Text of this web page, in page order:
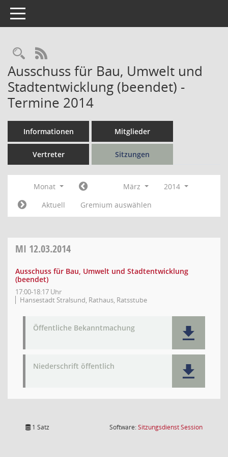
Toggle navigation
Rechercheauswahl
RSS-Feed
Ausschuss für Bau, Umwelt und
Stadtentwicklung (beendet) -
Termine 2014
Informationen Mitglieder
Vertreter Sitzungen
Monat März
2014
Aktuell
Gremium auswählen
MI 12.03.2014
Ausschuss für Bau, Umwelt und Stadtentwicklung
(beendet)
17:00-18:17 Uhr
Hansestadt Stralsund, Rathaus, Ratsstube
Öffentliche Bekanntmachung
Niederschrift öffentlich
1 Satz Software:SitzungsdienstSession(Wird in